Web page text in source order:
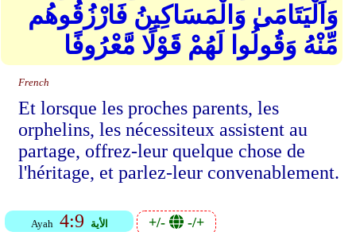
وَالْيَتَامَىٰ وَالْمَسَاكِينُ فَارْزُقُوهُم
مِّنْهُ وَقُولُوا لَهُمْ قَوْلًا مَّعْرُوفًا
French
Et lorsque les proches parents, les
orphelins, les nécessiteux assistent au
partage, offrez-leur quelque chose de
l'héritage, et parlez-leur convenablement.
Ayah 4:9 الأية +/- -/+